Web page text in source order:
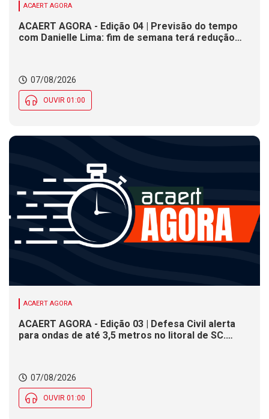
ACAERT AGORA
ACAERT AGORA - Edição 04 | Previsão do tempo
com Danielle Lima: fim de semana terá redução
07/08/2026
OUVIR 01:00
ACAERT AGORA
ACAERT AGORA - Edição 03 | Defesa Civil alerta
para ondas de até 3,5 metros no litoral de SC.
07/08/2026
OUVIR 01:00